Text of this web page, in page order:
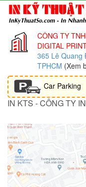
CÔNG TY
DIGITAL
365 Lê Quang
TPHCM (Xem
Car Parking
IN KTS - CÔNG TY